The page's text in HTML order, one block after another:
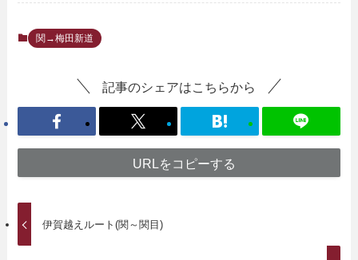
関→梅田新道
記事のシェアはこちらから
URLをコピーする
伊賀越えルート(関～関目)